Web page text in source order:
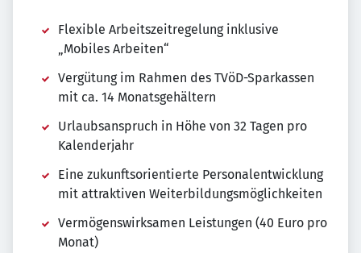
Flexible Arbeitszeitregelung inklusive
„Mobiles Arbeiten“
Vergütung im Rahmen des TVöD-Sparkassen
mit ca. 14 Monatsgehältern
Urlaubsanspruch in Höhe von 32 Tagen pro
Kalenderjahr
Eine zukunftsorientierte Personalentwicklung
mit attraktiven Weiterbildungsmöglichkeiten
Vermögenswirksamen Leistungen (40 Euro pro
Monat)